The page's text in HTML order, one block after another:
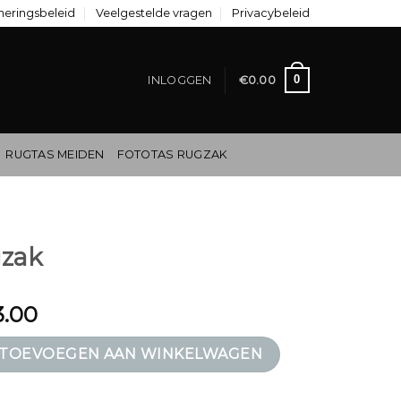
Veelgestelde vragen Privacybeleid
INLOGGEN €0.00 0
RUGTAS MEIDEN FOTOTAS RUGZAK
AAN WINKELWAGEN